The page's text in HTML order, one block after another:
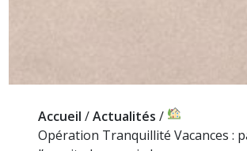
Accueil /Actualités /
Opération Tranquillité Vacances :